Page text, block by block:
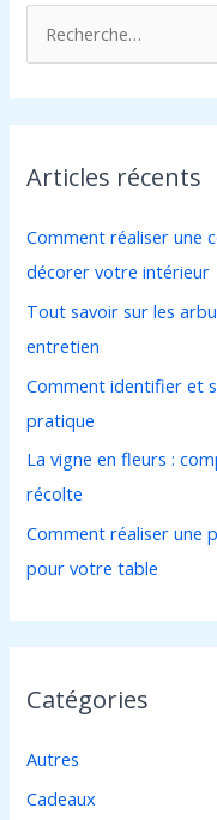
e
c
h
e
r
:
Articles récents
Comment réaliser une
décorer votre intérieur
Tout savoir sur les
entretien
Comment identifier et
pratique
La vigne en fleurs :
récolte
Comment réaliser une
pour votre table
Catégories
Autres
Cadeaux